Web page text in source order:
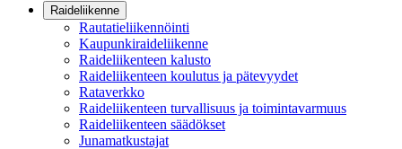
Raideliikenne
Rautatieliikennöinti
Kaupunkiraideliikenne
Raideliikenteen kalusto
Raideliikenteen koulutus ja pätevyydet
Rataverkko
Raideliikenteen turvallisuus ja toimintavarmuus
Raideliikenteen säädökset
Junamatkustajat